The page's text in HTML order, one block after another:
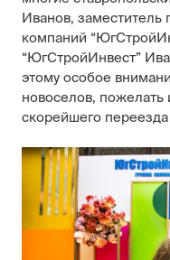
Иванов, заместитель
компаний
“ЮгСтройИнвест”
этому особое
новоселов, пожелать
скорейшего переезда